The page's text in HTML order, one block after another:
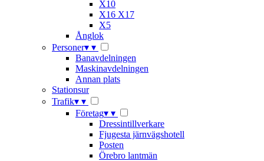
X10
X16 X17
X5
Ånglok
Personer▾ ▾
Banavdelningen
Maskinavdelningen
Annan plats
Stationsur
Trafik▾ ▾
Företag▾ ▾
Dressintillverkare
Fjugesta järnvägshotell
Posten
Örebro lantmän